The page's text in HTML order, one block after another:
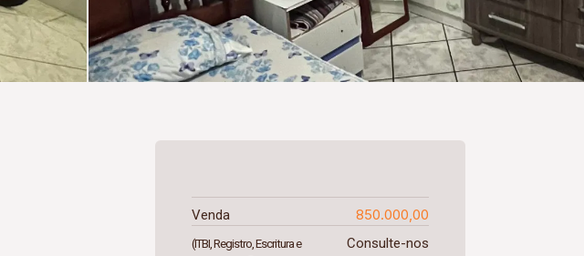
Venda 850.000,00
(ITBI, Registro, Escritura e
Consulte-nos